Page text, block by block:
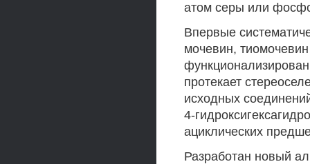
атом серы или
Впервые
мочевин,
протекает
исходных
4-
ациклических
Разработан новый